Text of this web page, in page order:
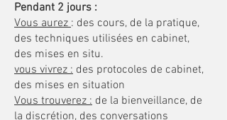
Pendant 2 jours :
Vous aurez: des cours, de la pratique,
des techniques utilisées en cabinet,
des mises en situ.
vous vivrez : des protocoles de cabinet,
des mises en situation
Vous trouverez : de la bienveillance, de
la discrétion, des conversations